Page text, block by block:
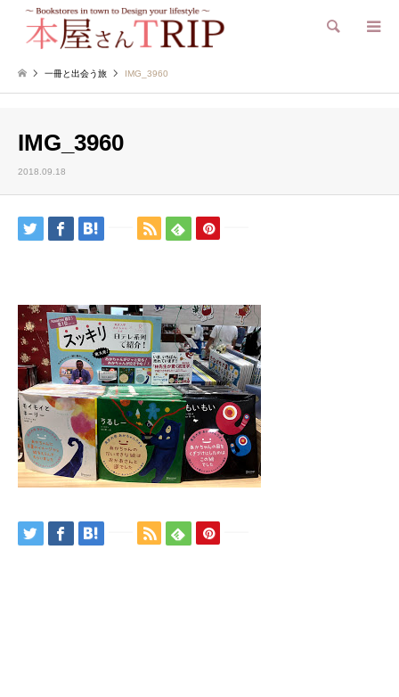
検索
一冊と出会う旅 IMG_3960
IMG_3960
2018.09.18